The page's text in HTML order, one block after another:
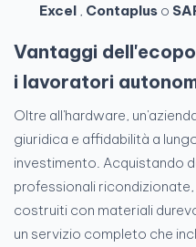
Excel Contaplus o
Vantaggi
i lavoratori
Oltre all'hardware,
giuridica e affidabilità a
investimento. Acquistando
professionali
costruiti con materiali
un servizio completo che